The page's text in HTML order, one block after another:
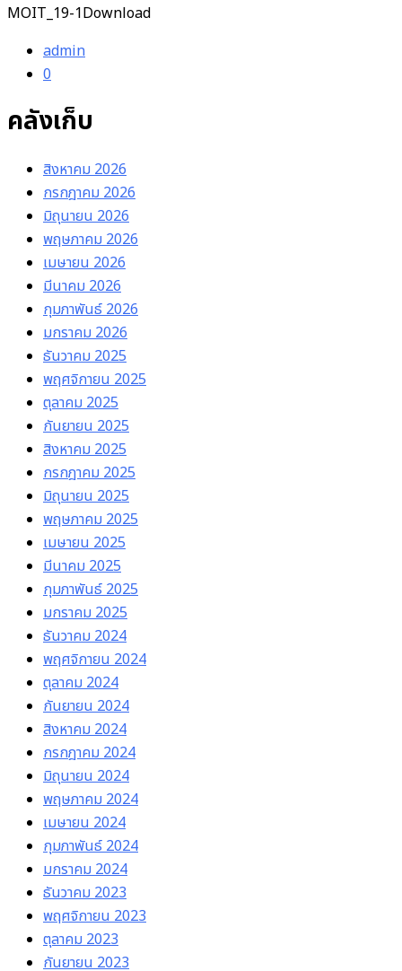
MOIT_19-1Download
admin
0
คลังเก็บ
สิงหาคม 2026
กรกฎาคม 2026
มิถุนายน 2026
พฤษภาคม 2026
เมษายน 2026
มีนาคม 2026
กุมภาพันธ์ 2026
มกราคม 2026
ธันวาคม 2025
พฤศจิกายน 2025
ตุลาคม 2025
กันยายน 2025
สิงหาคม 2025
กรกฎาคม 2025
มิถุนายน 2025
พฤษภาคม 2025
เมษายน 2025
มีนาคม 2025
กุมภาพันธ์ 2025
มกราคม 2025
ธันวาคม 2024
พฤศจิกายน 2024
ตุลาคม 2024
กันยายน 2024
สิงหาคม 2024
กรกฎาคม 2024
มิถุนายน 2024
พฤษภาคม 2024
เมษายน 2024
กุมภาพันธ์ 2024
มกราคม 2024
ธันวาคม 2023
พฤศจิกายน 2023
ตุลาคม 2023
กันยายน 2023